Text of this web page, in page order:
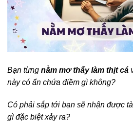
Bạn từng nằm mơ thấy làm thịt cá
này có ẩn chứa điềm gì không?
Có phải sắp tới bạn sẽ nhận được
gì đặc biệt xảy ra?